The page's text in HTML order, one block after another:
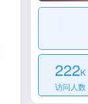
222K
访问人数